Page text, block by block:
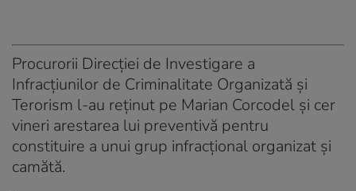
Procurorii Direcției de Investigare a
Infracțiunilor de Criminalitate Organizată şi
Terorism l-au reținut pe Marian Corcodel și cer
vineri arestarea lui preventivă pentru
constituire a unui grup infracţional organizat şi
camătă.